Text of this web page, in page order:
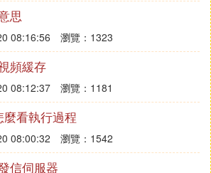
工具
client-5.6.15-1.linux_glibc2.
系統內使用yum install mysql進行
。
例執行庫備份操作
份：mysqlmp -h xxx.mysql.aliyun.
思
08:16:56 瀏覽：1323
頻緩存
08:12:37 瀏覽：1181
看執行過程
08:00:32 瀏覽：1542
信伺服器